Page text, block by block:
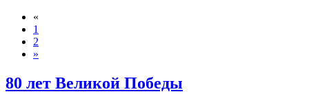
«
1
2
»
80 лет Великой Победы